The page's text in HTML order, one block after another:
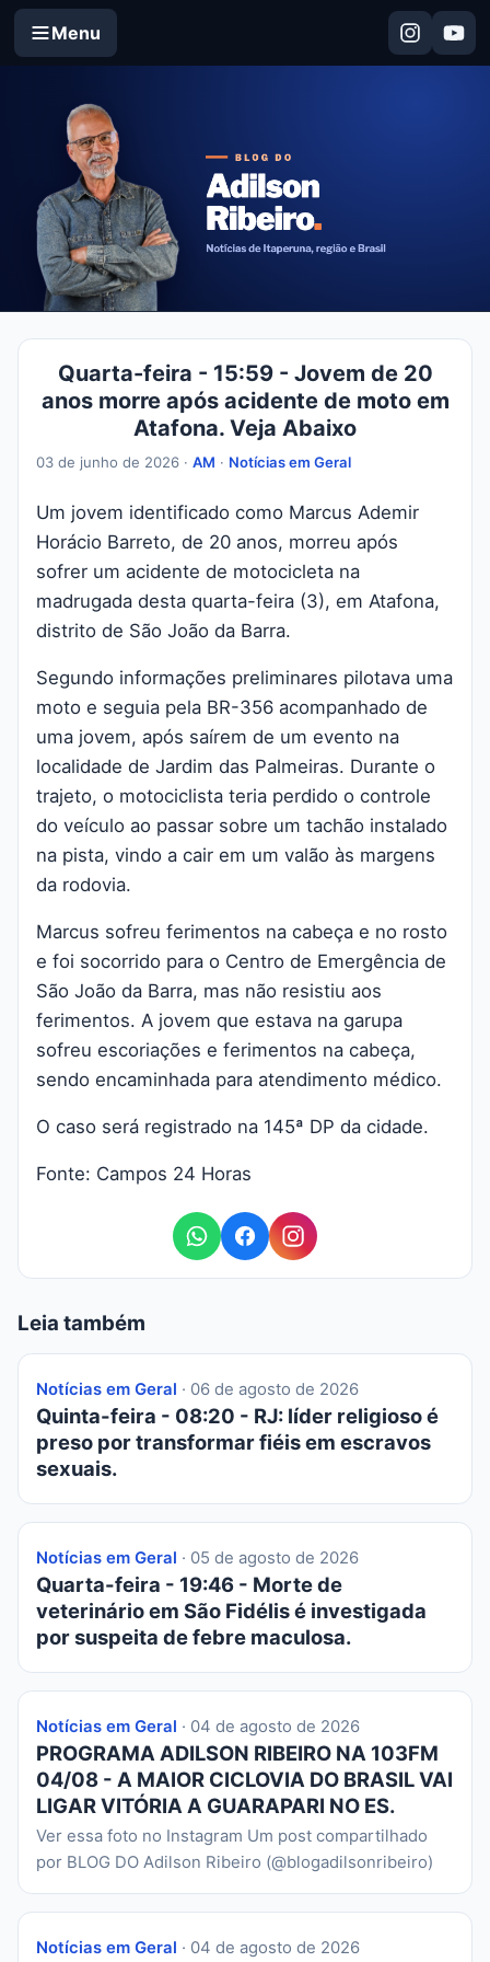
Menu
Quarta-feira - 15:59 - Jovem de 20
anos morre após acidente de moto em
Atafona. Veja Abaixo
03 de junho de 2026 · AM · Notícias em Geral
Um jovem identificado como Marcus Ademir
Horácio Barreto, de 20 anos, morreu após
sofrer um acidente de motocicleta na
madrugada desta quarta-feira (3), em Atafona,
distrito de São João da Barra.
Segundo informações preliminares pilotava uma
moto e seguia pela BR-356 acompanhado de
uma jovem, após saírem de um evento na
localidade de Jardim das Palmeiras. Durante o
trajeto, o motociclista teria perdido o controle
do veículo ao passar sobre um tachão instalado
na pista, vindo a cair em um valão às margens
da rodovia.
Marcus sofreu ferimentos na cabeça e no rosto
e foi socorrido para o Centro de Emergência de
São João da Barra, mas não resistiu aos
ferimentos. A jovem que estava na garupa
sofreu escoriações e ferimentos na cabeça,
sendo encaminhada para atendimento médico.
O caso será registrado na 145ª DP da cidade.
Fonte: Campos 24 Horas
Leia também
Notícias em Geral · 06 de agosto de 2026
Quinta-feira - 08:20 - RJ: líder religioso é
preso por transformar fiéis em escravos
sexuais.
Notícias em Geral · 05 de agosto de 2026
Quarta-feira - 19:46 - Morte de
veterinário em São Fidélis é investigada
por suspeita de febre maculosa.
Notícias em Geral · 04 de agosto de 2026
PROGRAMA ADILSON RIBEIRO NA 103FM
04/08 - A MAIOR CICLOVIA DO BRASIL VAI
LIGAR VITÓRIA A GUARAPARI NO ES.
Ver essa foto no Instagram Um post compartilhado
por BLOG DO Adilson Ribeiro (@blogadilsonribeiro)
Notícias em Geral · 04 de agosto de 2026